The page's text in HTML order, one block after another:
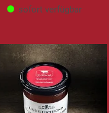
sofort verfügbar